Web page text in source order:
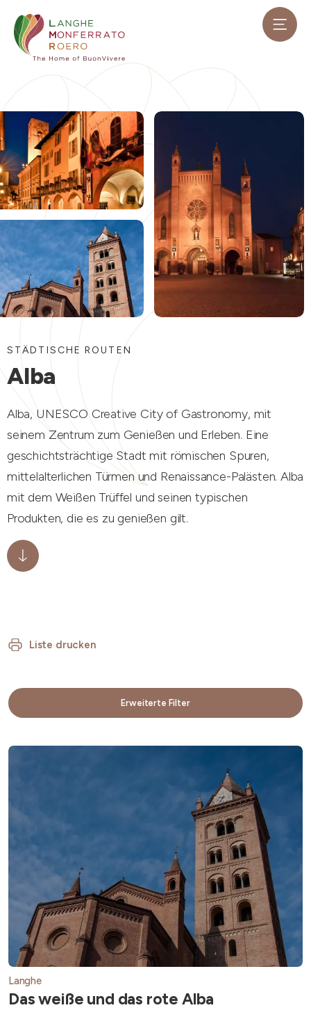
STÄDTISCHE ROUTEN
Alba
Alba, UNESCO Creative City of Gastronomy, mit
seinem Zentrum zum Genießen und Erleben. Eine
geschichtsträchtige Stadt mit römischen Spuren,
mittelalterlichen Türmen und Renaissance-Palästen. Alba
mit dem Weißen Trüffel und seinen typischen
Produkten, die es zu genießen gilt.
Liste drucken
Erweiterte Filter
Langhe
Das weiße und das rote Alba